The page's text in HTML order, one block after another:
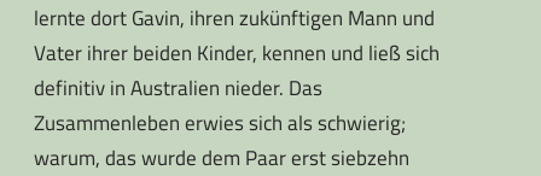
lernte dort Gavin, ihren zukünftigen Mann und
Vater ihrer beiden Kinder, kennen und ließ sich
definitiv in Australien nieder. Das
Zusammenleben erwies sich als schwierig;
warum, das wurde dem Paar erst siebzehn